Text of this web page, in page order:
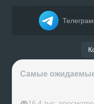
Самые